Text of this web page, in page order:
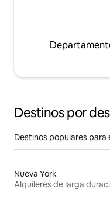
Destinos por
Destinos populares para
Nueva York
Alquileres de larga